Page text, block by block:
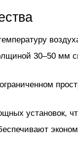
30–50 мм
установок,